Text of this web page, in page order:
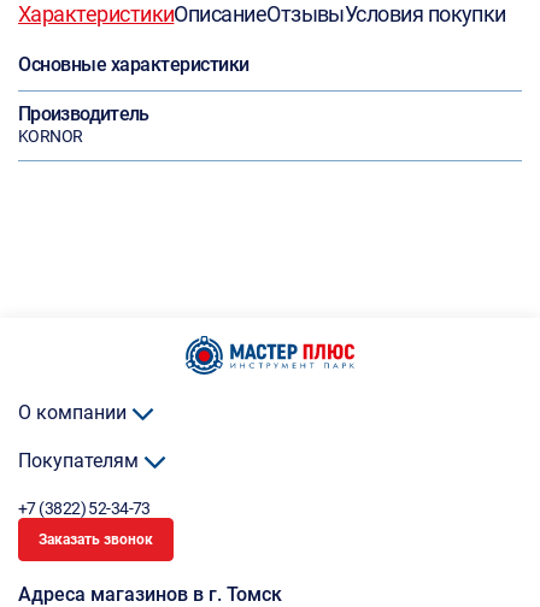
ХарактеристикиОписаниеОтзывыУсловия покупки
Основные характеристики
Производитель
KORNOR
О компании
Покупателям
+7 (3822) 52-34-73
Заказать звонок
Адреса магазинов в г. Томск